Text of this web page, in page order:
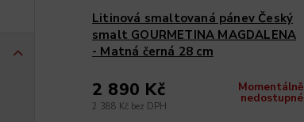
Litinová smaltovaná pánev Český
smalt GOURMETINA MAGDALENA
- Matná černá 28 cm
Momentálně
nedostupné
2 388 Kč bez DPH
2 890 Kč